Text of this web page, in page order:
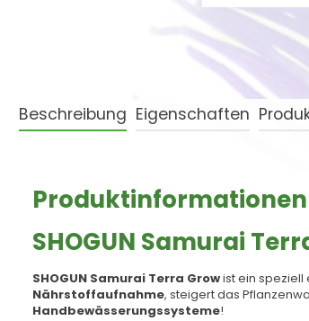
Beschreibung Eigenschaften
Produktinformationen
SHOGUN Samurai
SHOGUN Samurai Terra Growist ein
Nährstoffaufnahme, steigert das
Handbewässerungssysteme!